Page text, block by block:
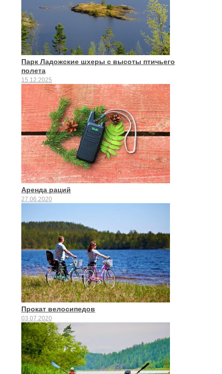
Парк Ладожские шхеры с высоты птичьего
полета
15.12.2025
Аренда раций
27.06.2020
Прокат велосипедов
03.07.2020